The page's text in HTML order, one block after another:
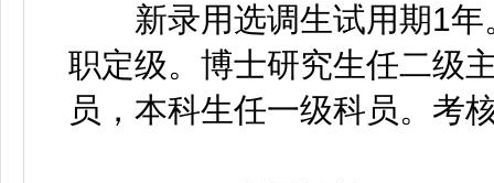
新录用选调生试用期1年
职定级。博士研究生任二级
员，本科生任一级科员。考